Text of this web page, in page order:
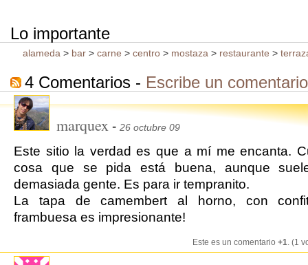
Lo importante
alameda > bar > carne > centro > mostaza > restaurante >
4 Comentarios - Escribe un comentario
marquex - 26 octubre 09
Este sitio la verdad es que a mí me encanta.
cosa que se pida está buena, aunque
demasiada gente. Es para ir tempranito.
La tapa de camembert al horno, con
frambuesa es impresionante!
Este es un comentario +1. (1